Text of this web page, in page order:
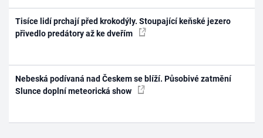
Tisíce lidí prchají před krokodýly. Stoupající keňské jezero
přivedlo predátory až ke dveřím
Nebeská podívaná nad Českem se blíží. Působivé zatmění
Slunce doplní meteorická show